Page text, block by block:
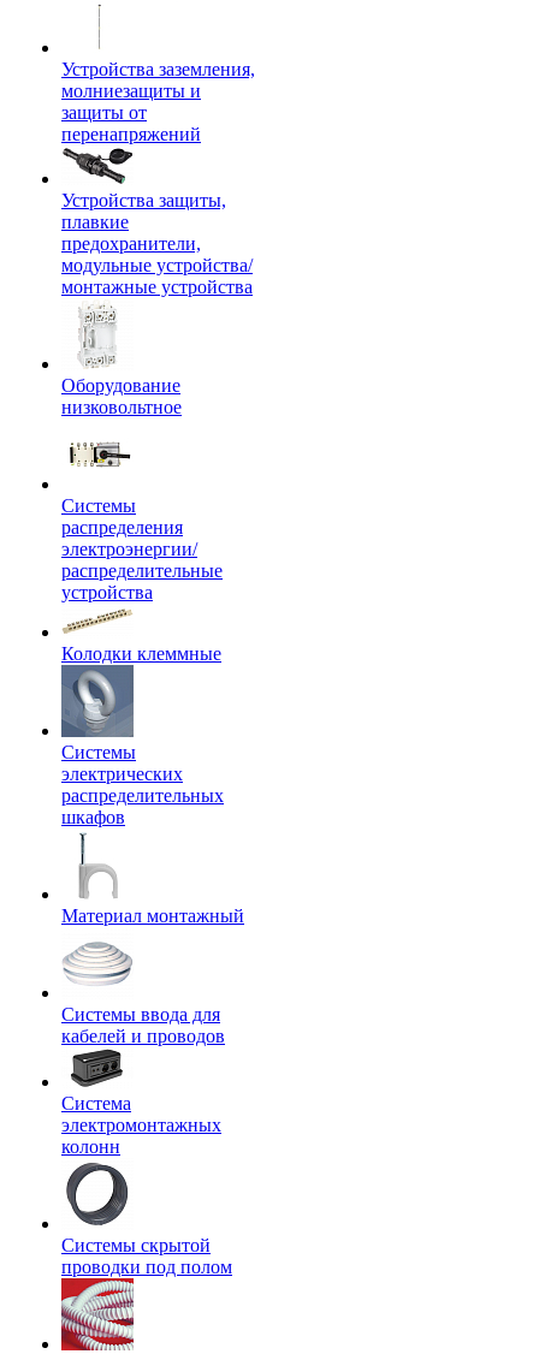
Устройства заземления,
молниезащиты и
защиты от
перенапряжений
Устройства защиты,
плавкие
предохранители,
модульные устройства/
монтажные устройства
Оборудование
низковольтное
Системы
распределения
электроэнергии/
распределительные
устройства
Колодки клеммные
Системы
электрических
распределительных
шкафов
Материал монтажный
Системы ввода для
кабелей и проводов
Система
электромонтажных
колонн
Системы скрытой
проводки под полом